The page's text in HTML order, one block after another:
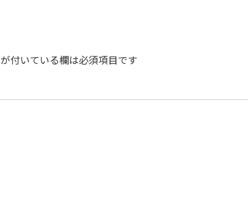
が付いている欄は必須項目です